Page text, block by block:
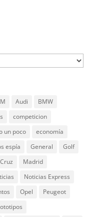
Audi
BMW
competicion
un poco
economía
espía General
Golf
Madrid
Noticias Express
Opel
Peugeot